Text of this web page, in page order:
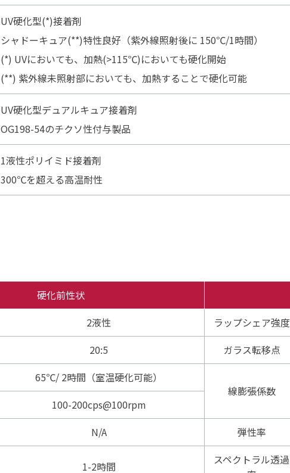
UV硬化型(*)接着剤
シャドーキュア(**)特性良好（紫外線照射後に 150℃/1時間）
(*) UVにおいても、加熱(>115℃)においても硬化開始
(**) 紫外線未照射部においても、加熱することで硬化可能
UV硬化型デュアルキュア接着剤
OG198-54のチクソ性付与製品
1液性ポリイミド接着剤
300℃を超える高温耐性
硬化前性状
2液性 ラップシェア強度
20:5 ガラス転移点
65℃/ 2時間（室温硬化可能）
線膨張係数
100-200cps@100rpm
N/A 弾性率
1-2時間
スペクトラル透過